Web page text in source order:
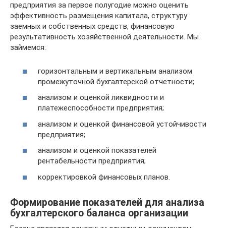
предприятия за первое полугодие можно оценить
эффективность размещения капитала, структуру
заемных и собственных средств, финансовую
результативность хозяйственной деятельности. Мы
займемся:
горизонтальным и вертикальным анализом
промежуточной бухгалтерской отчетности;
анализом и оценкой ликвидности и
платежеспособности предприятия;
анализом и оценкой финансовой устойчивости
предприятия;
анализом и оценкой показателей
рентабельности предприятия;
корректировкой финансовых планов.
Формирование показателей для анализа
бухгалтерского баланса организации